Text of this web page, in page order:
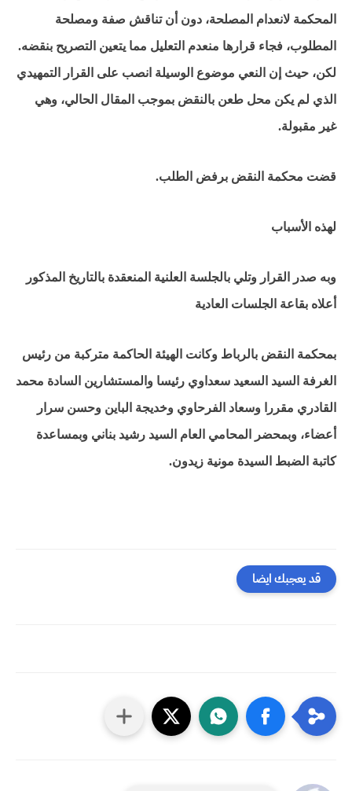
المحكمة لانعدام المصلحة، دون أن تناقش صفة ومصلحة
المطلوب، فجاء قرارها منعدم التعليل مما يتعين التصريح بنقضه.
لكن، حيث إن النعي موضوع الوسيلة انصب على القرار التمهيدي
الذي لم يكن محل طعن بالنقض بموجب المقال الحالي، وهي
غير مقبولة.
قضت محكمة النقض برفض الطلب.
لهذه الأسباب
وبه صدر القرار وتلي بالجلسة العلنية المنعقدة بالتاريخ المذكور
أعلاه بقاعة الجلسات العادية
بمحكمة النقض بالرباط وكانت الهيئة الحاكمة متركبة من رئيس
الغرفة السيد السعيد سعداوي رئيسا والمستشارين السادة محمد
القادري مقررا وسعاد الفرحاوي وخديجة الباين وحسن سرار
أعضاء، وبمحضر المحامي العام السيد رشيد بناني وبمساعدة
كاتبة الضبط السيدة مونية زيدون.
قد يعجبك ايضا